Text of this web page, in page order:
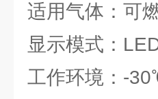
适用气体：可
显示模式：
工作环境：-